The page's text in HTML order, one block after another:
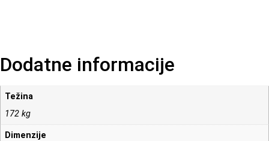
Dodatne informacije
Težina
172 kg
Dimenzije